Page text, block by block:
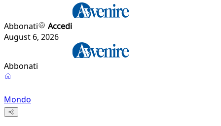
Abbonati
Accedi
August 6, 2026
Abbonati
Mondo